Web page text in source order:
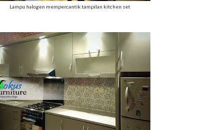
Lampu halogen mempercantik tampilan kitchen set